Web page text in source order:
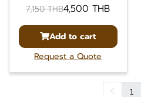
7,150 THB4,500 THB
Add to cart
Request a Quote
1